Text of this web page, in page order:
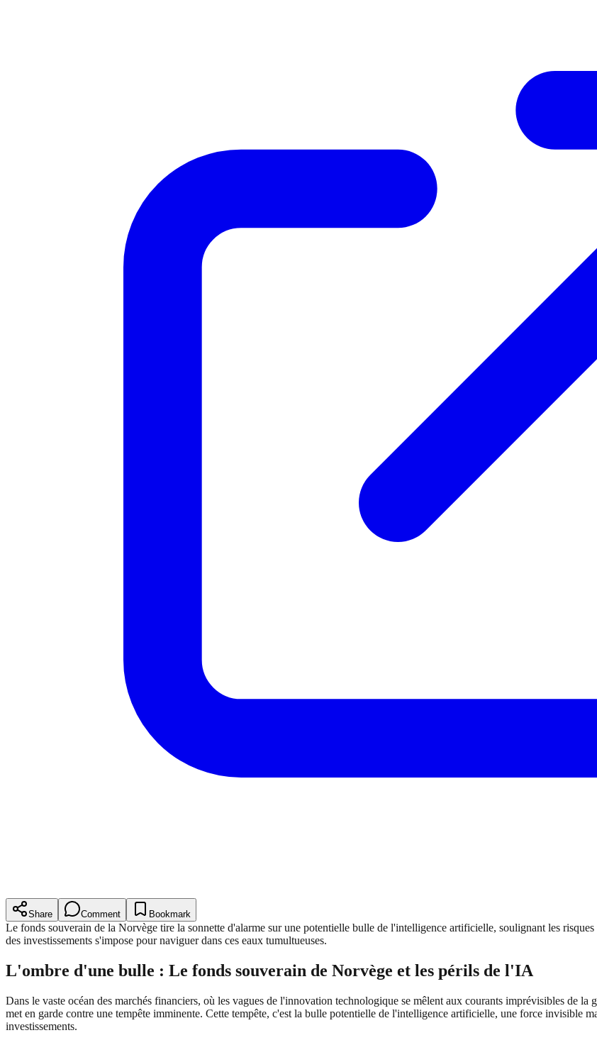
Share Comment Bookmark
Le fonds souverain de la Norvège tire la sonnette d'alarme sur une potentielle bulle de l'intelligence artificielle, soulignant les
des investissements s'impose pour naviguer dans ces eaux tumultueuses.
L'ombre d'une bulle : Le fonds souverain de Norvège et les périls de l'IA
Dans le vaste océan des marchés financiers, où les vagues de l'innovation technologique se mêlent aux courants imprévisibles de
met en garde contre une tempête imminente. Cette tempête, c'est la bulle potentielle de l'intelligence artificielle, une force invisible
investissements.